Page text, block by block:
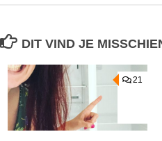
DIT VIND JE
21